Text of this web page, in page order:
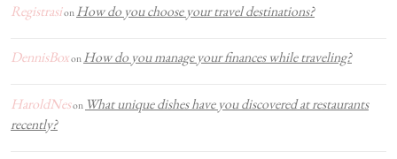
Registrasion How do you choose your travel destinations?
DennisBoxon How do you manage your finances while traveling?
HaroldNeson What unique dishes have you discovered at restaurants
recently?